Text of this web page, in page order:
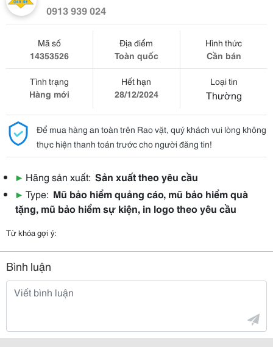
0913 939 024
Mã số
14353526
Địa điểm
Toàn quốc
Hình thức
Cần bán
Tình trạng
Hàng mới
Hết hạn
28/12/2024
Loại tin
Thường
Để mua hàng an toàn trên Rao vặt, quý khách vui lòng không
thực hiện thanh toán trước cho người đăng tin!
▶ Hãng sản xuất: Sản xuất theo yêu cầu
▶ Type: Mũ bảo hiểm quảng cáo, mũ bảo hiểm quà
tặng, mũ bảo hiểm sự kiện, in logo theo yêu cầu
Từ khóa gợi ý:
Bình luận